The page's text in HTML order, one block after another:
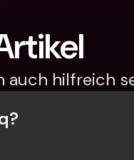
auch hilfreich